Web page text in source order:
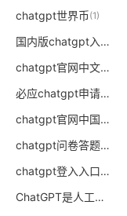
chatgpt世界币(1)
国内版chatgpt入口
chatgpt官网中文版授权码
必应chatgpt申请入口出错
chatgpt官网中国限制登入
chatgpt问卷答题海外自动挂机
chatgpt登入入口
(0)
ChatGPT是人工智能模型吗